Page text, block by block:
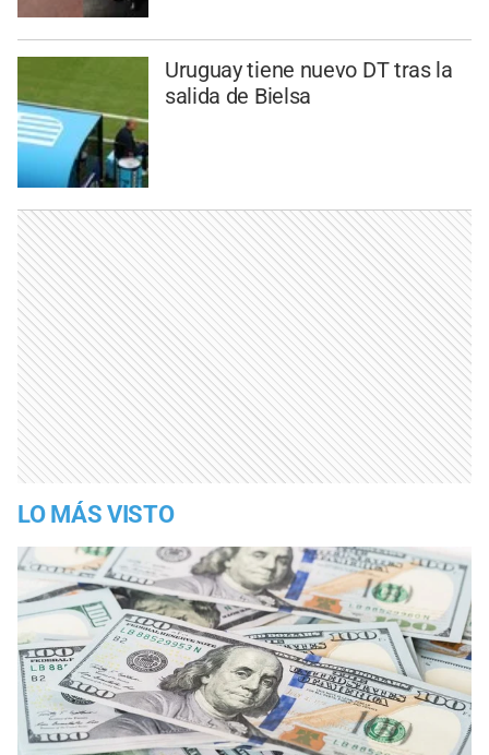
Uruguay tiene nuevo DT tras la
salida de Bielsa
LO MÁS VISTO